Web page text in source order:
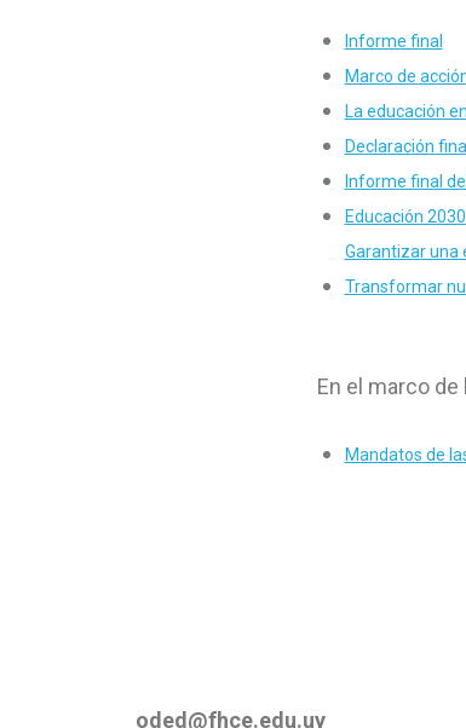
Informe final
Marco de
La educación
Declaración
Informe final
Educación
Garantizar una
Transformar
En el marco
Mandatos de
oded@fhce.edu.uy